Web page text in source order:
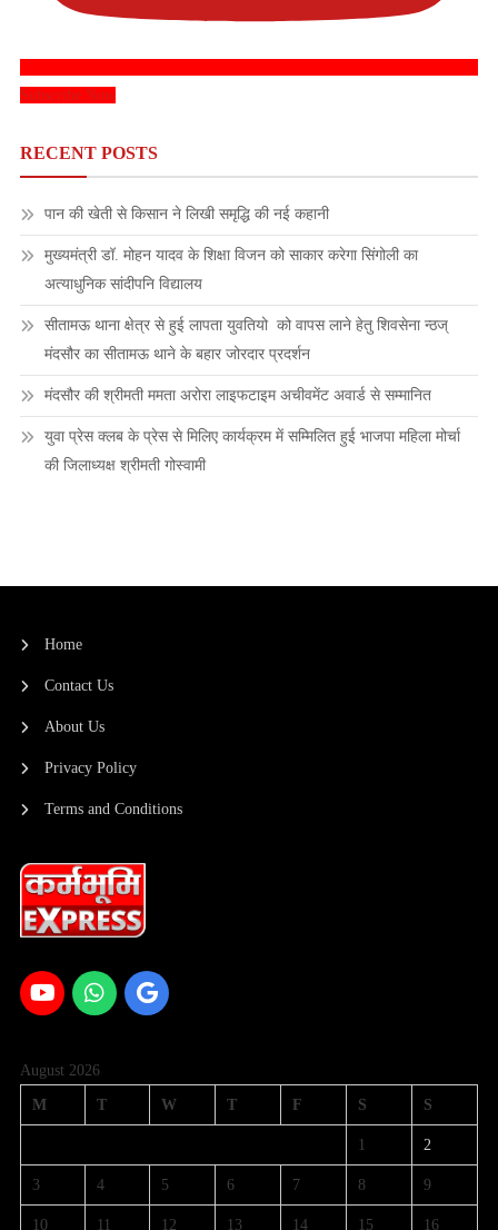
Subscribe Now
RECENT POSTS
पान की खेती से किसान ने लिखी समृद्धि की नई कहानी
मुख्यमंत्री डॉ. मोहन यादव के शिक्षा विजन को साकार करेगा सिंगोली का
अत्याधुनिक सांदीपनि विद्यालय
सीतामऊ थाना क्षेत्र से हुई लापता युवतियो को वापस लाने हेतु शिवसेना न्ठज्
मंदसौर का सीतामऊ थाने के बहार जोरदार प्रदर्शन
मंदसौर की श्रीमती ममता अरोरा लाइफटाइम अचीवमेंट अवार्ड से सम्मानित
युवा प्रेस क्लब के प्रेस से मिलिए कार्यक्रम में सम्मिलित हुई भाजपा महिला मोर्चा
की जिलाध्यक्ष श्रीमती गोस्वामी
Home
Contact Us
About Us
Privacy Policy
Terms and Conditions
August 2026
M T W T F S S
1 2
3 4 5 6 7 8 9
10 11 12 13 14 15 16